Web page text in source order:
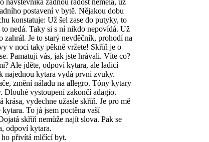
postavení v bytě. Nějakou dobu
konstatuje: Už šel zase do putyky, to
nedá. Taky si s ní nikdo nepovídá. Už
Je to starý nevděčník, prohodí na
v noci taky pěkně vržete! Skříň je o
Pamatuji vás, jak jste hrávali. Víte co?
Ale jděte, odpoví kytara, ale ladicí
najednou kytara vydá první zvuky.
změní náladu na allegro. Tóny kytary
Dlouhé vystoupení zakončí adagio.
vydechne užasle skříň. Je pro mě
To já jsem poctěna vaší
skříň nemůže najít slova. Pak se
odpoví kytara.
ho přivítá mlčící byt.